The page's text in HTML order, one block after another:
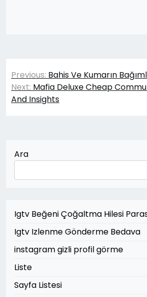
Yazı
gezinmesi
Previous: Bahis Ve Kumarın
Next: Mafia Deluxe Cheap
And Insights
Ara
Igtv Beğeni Çoğaltma Hilesi
Igtv Izlenme Gönderme Bedava
instagram gizli profil görme
Liste
Sayfa Listesi